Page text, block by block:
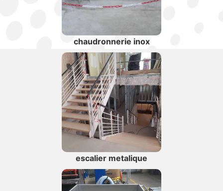
chaudronnerie inox
escalier metalique